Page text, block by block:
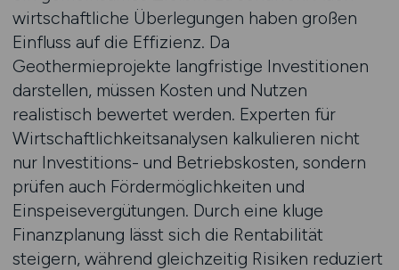
wirtschaftliche Überlegungen haben großen
Einfluss auf die Effizienz. Da
Geothermieprojekte langfristige Investitionen
darstellen, müssen Kosten und Nutzen
realistisch bewertet werden. Experten für
Wirtschaftlichkeitsanalysen kalkulieren nicht
nur Investitions- und Betriebskosten, sondern
prüfen auch Fördermöglichkeiten und
Einspeisevergütungen. Durch eine kluge
Finanzplanung lässt sich die Rentabilität
steigern, während gleichzeitig Risiken reduziert